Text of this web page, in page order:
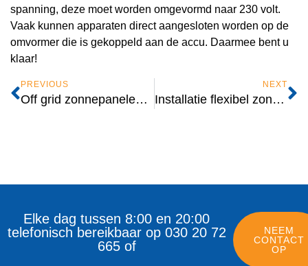
spanning, deze moet worden omgevormd naar 230 volt.
Vaak kunnen apparaten direct aangesloten worden op de
omvormer die is gekoppeld aan de accu. Daarmee bent u
klaar!
PREVIOUS
Off grid zonnepanelen systeem in 6 stappen
NEXT
Installatie flexibel zonnepaneel in 5 stappen
Elke dag tussen 8:00 en 20:00
telefonisch bereikbaar op 030 20 72
665 of
NEEM
CONTACT
OP